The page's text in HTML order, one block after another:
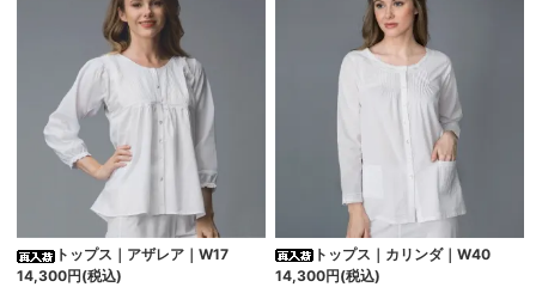
トップス｜アザレア｜W17
14,300円(税込)
トップス｜カリンダ｜W40
14,300円(税込)